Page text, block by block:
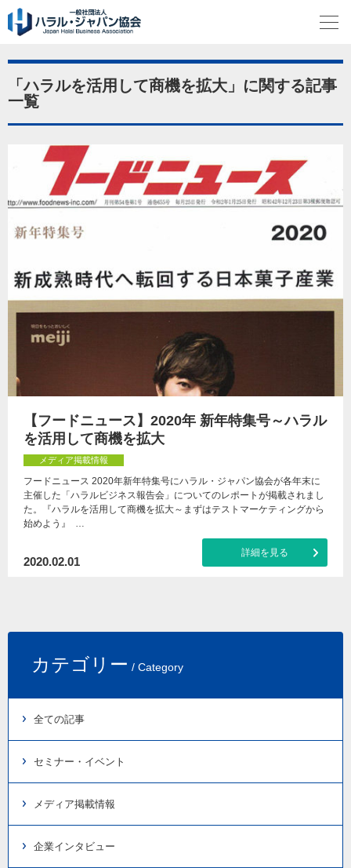
「ハラルを活用して商機を拡大」に関する記事
一覧
【フードニュース】2020年 新年特集号～ハラル
を活用して商機を拡大
メディア掲載情報
フードニュース 2020年新年特集号にハラル・ジャパン協会が各年末に
主催した「ハラルビジネス報告会」についてのレポートが掲載されまし
た。『ハラルを活用して商機を拡大～まずはテストマーケティングから
始めよう』 …
2020.02.01
詳細を見る
カテゴリー / Category
全ての記事
セミナー・イベント
メディア掲載情報
企業インタビュー